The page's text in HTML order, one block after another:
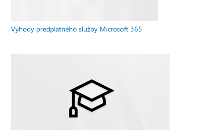
Výhody predplatného služby Microsoft 365